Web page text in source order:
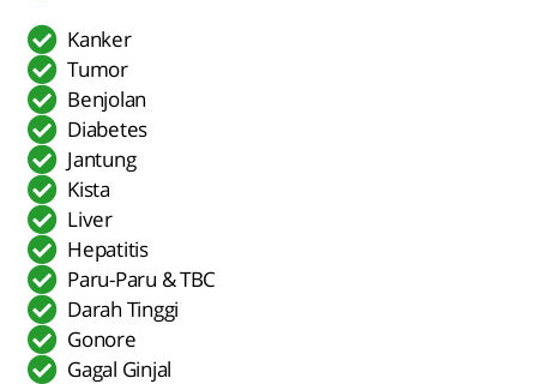
Kanker
Tumor
Benjolan
Diabetes
Jantung
Kista
Liver
Hepatitis
Paru-Paru & TBC
Darah Tinggi
Gonore
Gagal Ginjal